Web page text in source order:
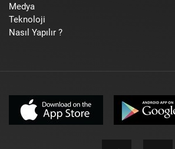
Medya
Teknoloji
Nasıl Yapılır ?